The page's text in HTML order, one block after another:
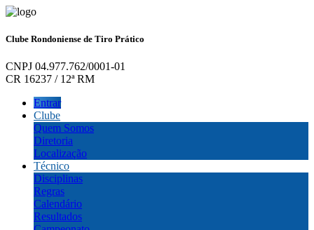
Clube Rondoniense de Tiro Prático
CNPJ 04.977.762/0001-01
CR 16237 / 12ª RM
Entrar
Clube
Quem Somos
Diretoria
Localização
Técnico
Disciplinas
Regras
Calendário
Resultados